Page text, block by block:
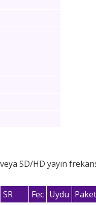
SD/HD yayın
SR Fec Uydu